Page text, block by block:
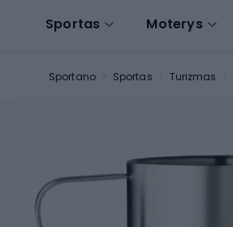
Sportas Moterys
Sportano Sportas Turizmas